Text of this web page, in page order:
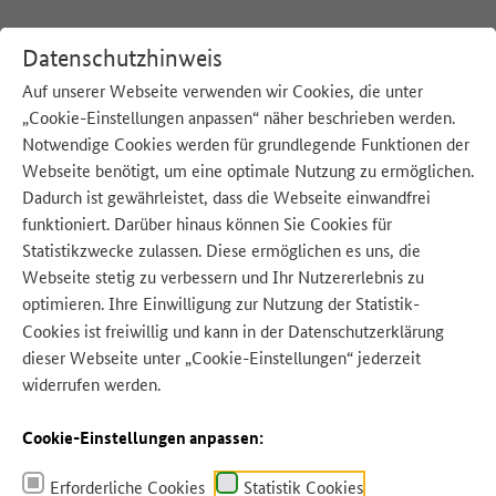
Datenschutzhinweis
Auf unserer Webseite verwenden wir Cookies, die unter
„Cookie-Einstellungen anpassen“ näher beschrieben werden.
Notwendige Cookies werden für grundlegende Funktionen der
Webseite benötigt, um eine optimale Nutzung zu ermöglichen.
Dadurch ist gewährleistet, dass die Webseite einwandfrei
funktioniert. Darüber hinaus können Sie Cookies für
Statistikzwecke zulassen. Diese ermöglichen es uns, die
Webseite stetig zu verbessern und Ihr Nutzererlebnis zu
optimieren. Ihre Einwilligung zur Nutzung der Statistik-
Cookies ist freiwillig und kann in der Datenschutzerklärung
dieser Webseite unter „Cookie-Einstellungen“ jederzeit
widerrufen werden.
Cookie-Einstellungen anpassen:
Erforderliche Cookies Statistik Cookies
:Startseite Tipps für zu Hause Warum handeln?